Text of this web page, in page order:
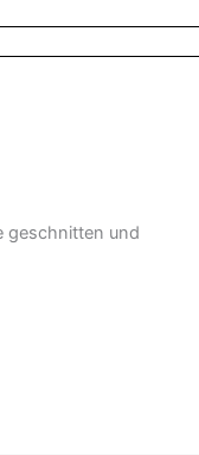
geschnitten und